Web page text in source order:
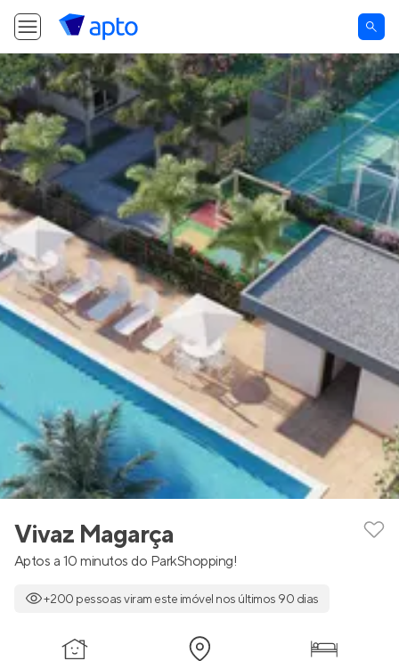
Vivaz Magarça
Aptos a 10 minutos do ParkShopping!
+200 pessoas viram este imóvel nos últimos 90 dias